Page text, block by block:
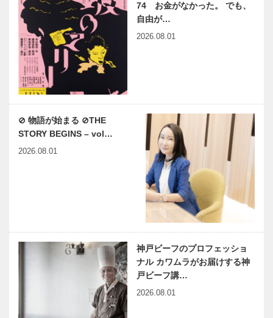
74 お金がなかった。 でも、
自由が…
2026.08.01
⊘ 物語が始まる ⊘THE
STORY BEGINS – vol…
2026.08.01
神戸ビーフのプロフェッショ
ナル カワムラがお届けする神
戸ビーフ講…
2026.08.01